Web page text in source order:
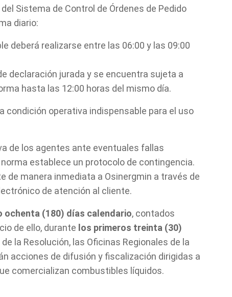
Sistema de Control de Órdenes de Pedido
diario:
deberá realizarse entre las 06:00 y las 09:00
declaración jurada y se encuentra sujeta a
hasta las 12:00 horas del mismo día.
condición operativa indispensable para el uso
de los agentes ante eventuales fallas
establece un protocolo de contingencia.
de manera inmediata a Osinergmin a través de
de atención al cliente.
ochenta (180) días calendario, contados
de ello, durante los primeros treinta (30)
la Resolución, las Oficinas Regionales de la
acciones de difusión y fiscalización dirigidas a
comercializan combustibles líquidos.